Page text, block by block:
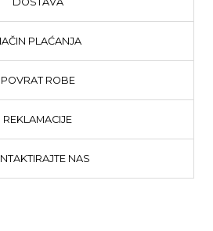
PLAĆANJA
POVRAT ROBE
REKLAMACIJE
NAS